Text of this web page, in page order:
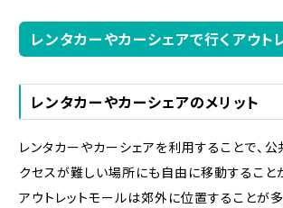
レンタカーやカーシェアで行くアウト
レンタカーやカーシェアのメリット
レンタカーやカーシェアを利用することで、
クセスが難しい場所にも自由に移動すること
アウトレットモールは郊外に位置することが